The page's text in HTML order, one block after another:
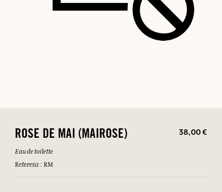
ROSE DE MAI (MAIROSE) 38,00 €
Eau de toilette
Referenz : RM